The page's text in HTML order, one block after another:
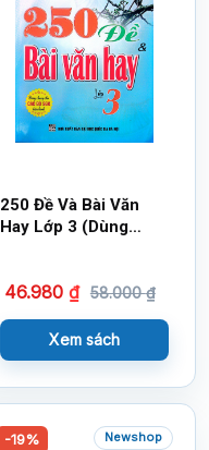
250 Đề Và Bài Văn
Hay Lớp 3 (Dùng
46.980 ₫ 58.000₫
Xem sách
-19% Newshop